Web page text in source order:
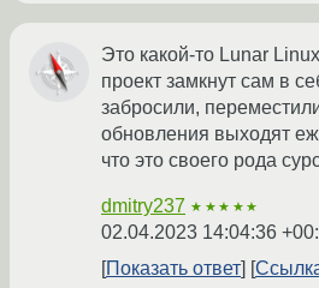
Это какой-то Lunar
проект замкнут сам в
забросили,
обновления выходят
что это своего рода
dmitry237 ★★★★★
02.04.2023 14:04:36
Показать ответ